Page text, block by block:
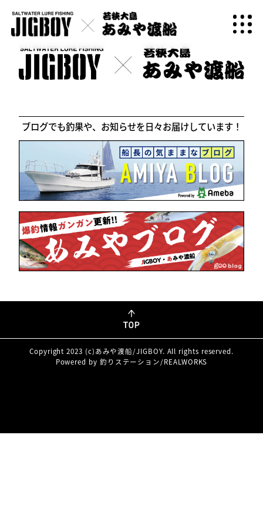
ブログでも釣果や、お知らせを日々お届けしています！
Copyright 2023 (c)あみや渡船/JIGBOY. All rights reserved.
Powered by 釣りステーション/REALWORKS